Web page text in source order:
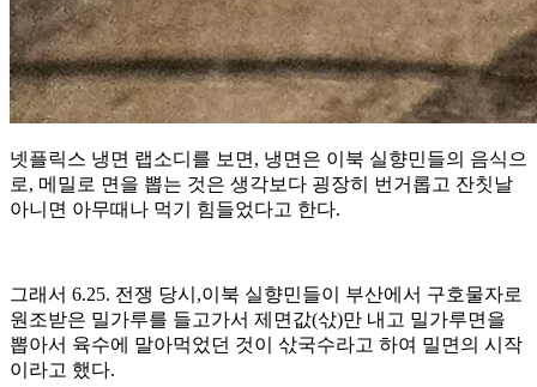
넷플릭스 냉면 랩소디를 보면, 냉면은 이북 실향민들의 음식으
로, 메밀로 면을 뽑는 것은 생각보다 굉장히 번거롭고 잔칫날
아니면 아무때나 먹기 힘들었다고 한다.
그래서 6.25. 전쟁 당시,이북 실향민들이 부산에서 구호물자로
원조받은 밀가루를 들고가서 제면값(삯)만 내고 밀가루면을
뽑아서 육수에 말아먹었던 것이 삯국수라고 하여 밀면의 시작
이라고 했다.